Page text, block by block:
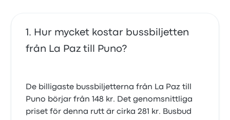
Hur mycket kostar bussbiljetten
från La Paz till Puno?
De billigaste bussbiljetterna från La Paz till
Puno börjar från 148 kr. Det genomsnittliga
priset för denna rutt är cirka 281 kr. Busbud